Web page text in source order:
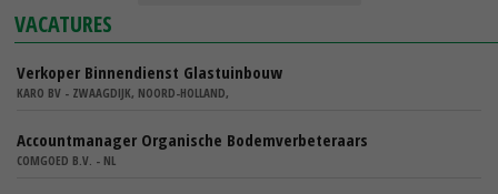
VACATURES
Verkoper Binnendienst Glastuinbouw
KARO BV - ZWAAGDIJK, NOORD-HOLLAND,
Accountmanager Organische Bodemverbeteraars
COMGOED B.V. - NL